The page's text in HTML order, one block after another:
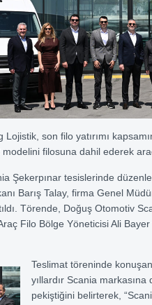
Lojistik, son filo yatırımı
modelini filosuna dahil ederek
Şekerpınar tesislerinde
Barış Talay, firma Genel
Törende, Doğuş Otomotiv
Filo Bölge Yöneticisi Ali
Teslimat töreninde
yıllardır Scania
pekiştiğini belirterek,